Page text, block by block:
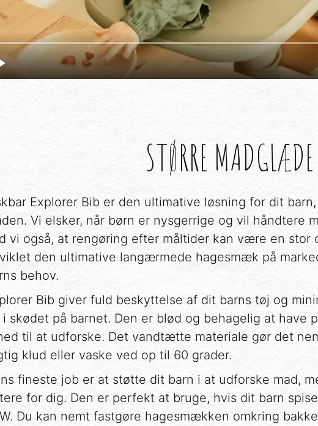
STØRRE MADGLÆDE
Explorer Bib er den ultimative løsning for dit
Vi elsker, når børn er nysgerrige og vil håndtere
vi også, at rengøring efter måltider kan være en stor
den ultimative langærmede hagesmæk på
behov.
Bib giver fuld beskyttelse af dit barns tøj og
i skødet på barnet. Den er blød og behagelig at have
til at udforske. Det vandtætte materiale gør det
klud eller vaske ved op til 60 grader.
fineste job er at støtte dit barn i at udforske mad,
for dig. Den er perfekt at bruge, hvis dit barn
Du kan nemt fastgøre hagesmækken omkring